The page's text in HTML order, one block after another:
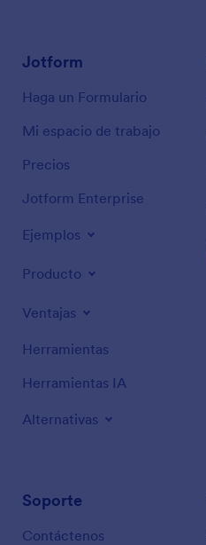
Jotform
Haga un Formulario
Mi espacio de trabajo
Precios
Jotform Enterprise
Ejemplos
Producto
Ventajas
Herramientas
Herramientas IA
Alternativas
Soporte
Contáctenos